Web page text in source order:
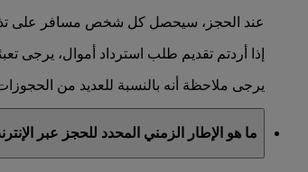
عند الحجز، سيحصل كل شخص مسافر على
إذا أردتم تقديم طلب استرداد أموال، يرجى
يرجى ملاحظة أنه بالنسبة للعديد من
ما هو الإطار الزمني المحدد للحجز عبر